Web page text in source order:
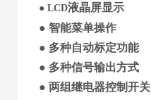
● LCD液晶屏显示
● 智能菜单操作
● 多种自动标定功能
● 多种信号输出方式
● 两组继电器控制开关